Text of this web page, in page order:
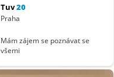
Tuv20
Praha
Mám zájem se poznávat se
všemi